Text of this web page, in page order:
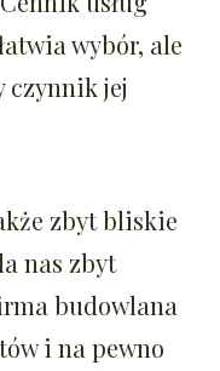
wybór, ale
czynnik jej
zbyt bliskie
nas zbyt
budowlana
i na pewno